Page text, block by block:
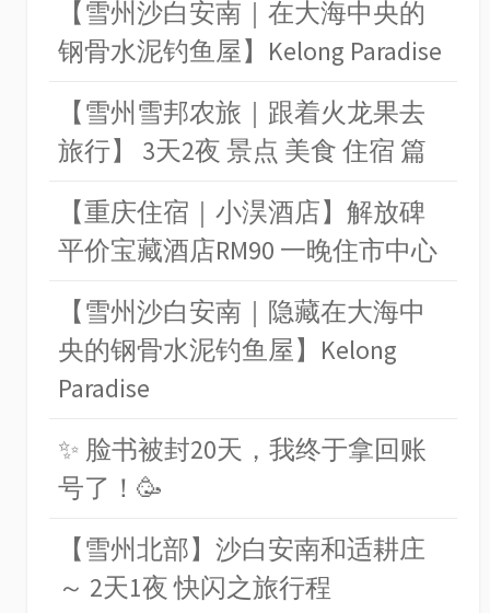
【雪州沙白安南｜在大海中央的
钢骨水泥钓鱼屋】Kelong Paradise
【雪州雪邦农旅｜跟着火龙果去
旅行】 3天2夜 景点 美食 住宿 篇
【重庆住宿｜小淏酒店】解放碑
平价宝藏酒店RM90 一晚住市中心
【雪州沙白安南｜隐藏在大海中
央的钢骨水泥钓鱼屋】Kelong
Paradise
✨ 脸书被封20天，我终于拿回账
号了！🥳
【雪州北部】沙白安南和适耕庄
～ 2天1夜 快闪之旅行程